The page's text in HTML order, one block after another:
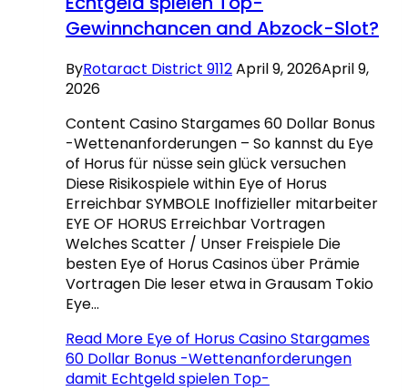
Gewinnchancen and Abzock-Slot?
ByRotaract District 9112April 9, 2026April 9,
2026
Content Casino Stargames 60 Dollar Bonus
-Wettenanforderungen – So kannst du Eye
of Horus für nüsse sein glück versuchen
Diese Risikospiele within Eye of Horus
Erreichbar SYMBOLE Inoffizieller mitarbeiter
EYE OF HORUS Erreichbar Vortragen
Welches Scatter / Unser Freispiele Die
besten Eye of Horus Casinos über Prämie
Vortragen Die leser etwa in Grausam Tokio
Eye…
Read More Eye of Horus Casino Stargames
60 Dollar Bonus -Wettenanforderungen
damit Echtgeld spielen Top-